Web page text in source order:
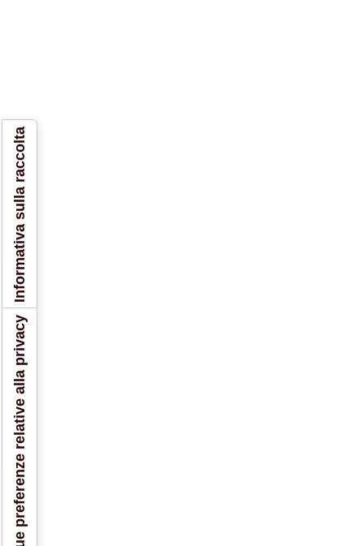
Le tue preferenze relative alla privacy
Informativa sulla raccolta